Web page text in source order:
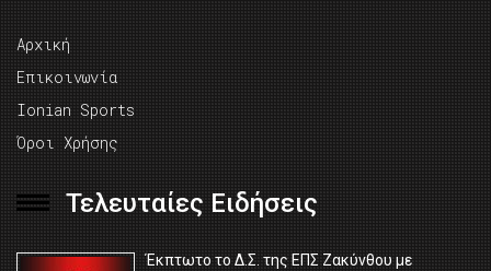
Αρχική
Επικοινωνία
Ionian Sports
Όροι Χρήσης
Τελευταίες Ειδήσεις
Έκπτωτο το Δ.Σ. της ΕΠΣ Ζακύνθου με